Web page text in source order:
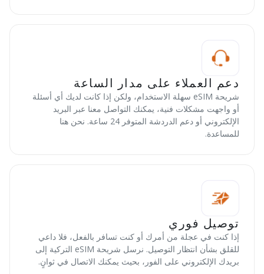
دعم العملاء على مدار الساعة
شريحة eSIM سهلة الاستخدام، ولكن إذا كانت لديك أي أسئلة
أو واجهت مشكلات فنية، يمكنك التواصل معنا عبر البريد
الإلكتروني أو دعم الدردشة المتوفر 24 ساعة. نحن هنا
للمساعدة.
توصيل فوري
إذا كنت في عجلة من أمرك أو كنت تسافر بالفعل، فلا داعي
للقلق بشأن انتظار التوصيل. نرسل شريحة eSIM التركية إلى
بريدك الإلكتروني على الفور، بحيث يمكنك الاتصال في ثوانٍ.